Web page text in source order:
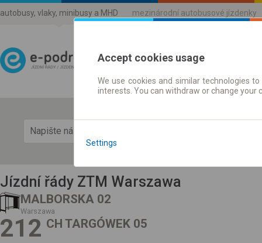
autobusy, vlaky, minibusy a MHD mezinárodní autobusové jízdenky
Jízdni řády a jízdenky
Jízdní řády ZTM Warszawa
MALBORSKA 02
Warszawa
212 CH TARGÓWEK 05
Accept cookies usage
We use cookies and similar technologies
interests. You can withdraw or change
Settings